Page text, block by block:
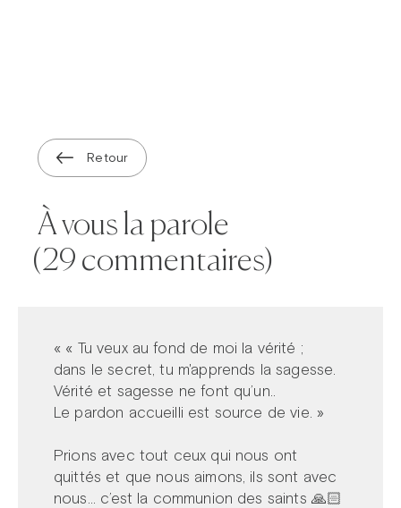
Prier dans la ville
Avent dans la ville
Retour
À vous la parole
(29 commentaires)
« « Tu veux au fond de moi la vérité ;
dans le secret, tu m'apprends la sagesse.
Vérité et sagesse ne font qu’un..
Le pardon accueilli est source de vie. »
Prions avec tout ceux qui nous ont
quittés et que nous aimons, ils sont avec
nous... c’est la communion des saints 🙏🏻